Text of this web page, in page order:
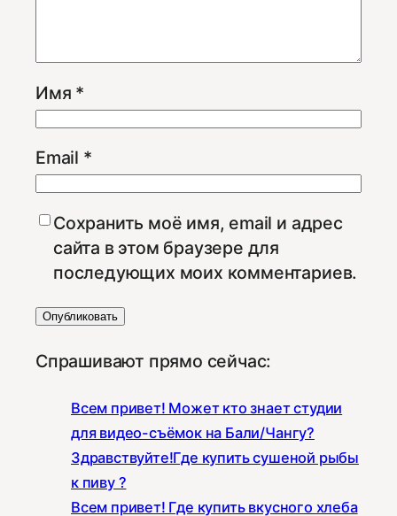
Имя *
Email *
Сохранить моё имя, email и адрес
сайта в этом браузере для
последующих моих комментариев.
Спрашивают прямо сейчас:
Всем привет! Может кто знает студии
для видео-съёмок на Бали/Чангу?
Здравствуйте!Где купить сушеной рыбы
к пиву ?
Всем привет! Где купить вкусного хлеба